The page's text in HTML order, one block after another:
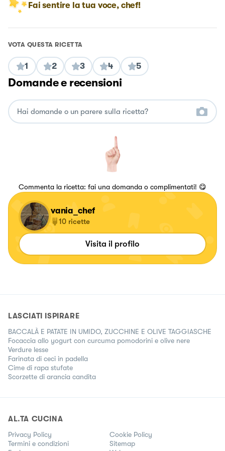
Fai sentire la tua voce, chef!
VOTA QUESTA RICETTA
1 2 3 4 5
Domande e recensioni
Commenta la ricetta: fai una domanda o complimentati! 😋
vania_chef
10 ricette
Visita il profilo
LASCIATI ISPIRARE
BACCALÀ E PATATE IN UMIDO, ZUCCHINE E OLIVE TAGGIASCHE
Focaccia allo yogurt con curcuma pomodorini e olive nere
Verdure lesse
Farinata di ceci in padella
Cime di rapa stufate
Scorzette di arancia candita
AL.TA CUCINA
Privacy Policy
Cookie Policy
Termini e condizioni
Sitemap